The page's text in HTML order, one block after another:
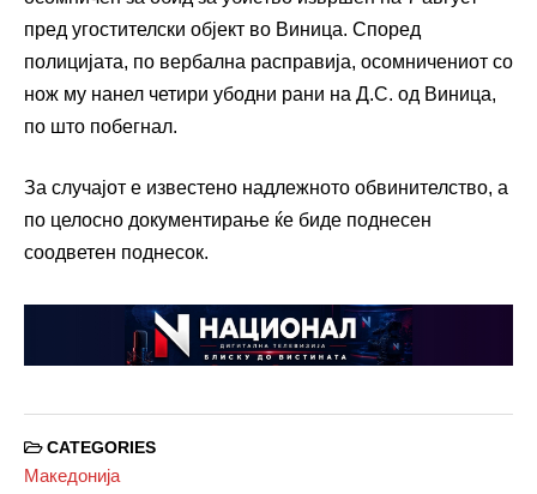
пред угостителски објект во Виница. Според
полицијата, по вербална расправија, осомничениот со
нож му нанел четири убодни рани на Д.С. од Виница,
по што побегнал.
За случајот е известено надлежното обвинителство, а
по целосно документирање ќе биде поднесен
соодветен поднесок.
CATEGORIES
Македонија